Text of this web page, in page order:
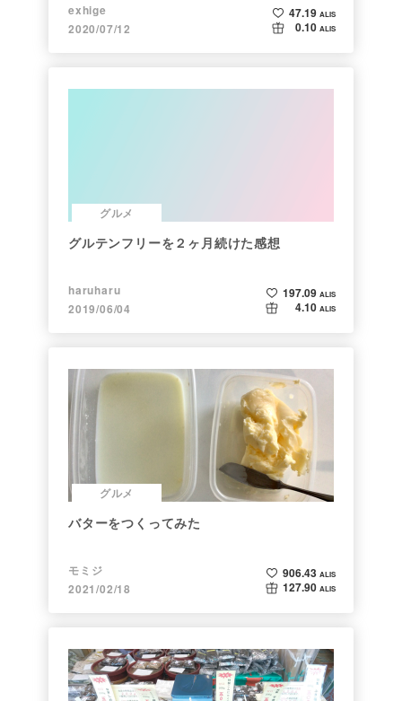
exhige
2020/07/12
47.19 ALIS
0.10 ALIS
グルメ
グルテンフリーを２ヶ月続けた感想
haruharu
2019/06/04
197.09 ALIS
4.10 ALIS
グルメ
バターをつくってみた
モミジ
2021/02/18
906.43 ALIS
127.90 ALIS